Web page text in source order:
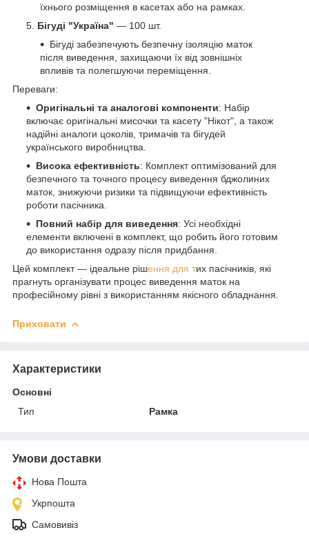
їхнього розміщення в касетах або на рамках.
Бігуді "Україна" — 100 шт.
Бігуді забезпечують безпечну ізоляцію маток
після виведення, захищаючи їх від зовнішніх
впливів та полегшуючи переміщення.
Переваги:
Оригінальні та аналогові компоненти: Набір
включає оригінальні мисочки та касету "Нікот", а також
надійні аналоги цоколів, тримачів та бігудей
українського виробництва.
Висока ефективність: Комплект оптимізований для
безпечного та точного процесу виведення бджолиних
маток, знижуючи ризики та підвищуючи ефективність
роботи пасічника.
Повний набір для виведення: Усі необхідні
елементи включені в комплект, що робить його готовим
до використання одразу після придбання.
Цей комплект — ідеальне рішення для тих пасічників, які
прагнуть організувати процес виведення маток на
професійному рівні з використанням якісного обладнання.
Приховати
Характеристики
Основні
Тип
Рамка
Умови доставки
Нова Пошта
Укрпошта
Самовивіз